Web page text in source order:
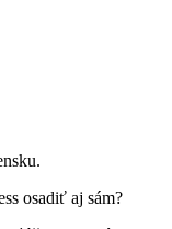
osadiť aj sám?